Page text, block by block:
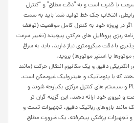
سرعت یا قدرت است و به “دقت مطلق” و “کنترل
انتخاب جک خط تولید شما باید به سمت
اگر در پروژه خود به کنترل کامل موقعیت (توقف
ریزی پروفایل های حرکتی پیچیده (تغییر سرعت
با دقت میکرومتری نیاز دارید، باید به سراغ
یا استپر موتورها) بروید.
الکتریکی دقیق و یک مکانیزم انتقال حرکت (مانند
دهند که با پنوماتیک و هیدرولیک غیرممکن است.
آن ها می توانند به راحتی با PLC و سیستم های کنترل مرکزی یکپارچه شوند و
و نیروی خود ارائه دهند. این گزینه گران تر
مانند بازوهای رباتیک دقیق، تجهیزات تست و
اندازه گیری، ماشین آلات CNC و تجهیزات پزشکی پیشرفته، یک ضرورت مطلق